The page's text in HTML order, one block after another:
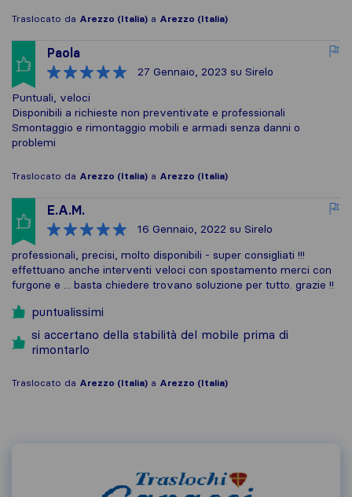
Traslocato da Arezzo (Italia) a Arezzo (Italia)
Paola
27 Gennaio, 2023 su Sirelo
Puntuali, veloci
Disponibili a richieste non preventivate e professionali
Smontaggio e rimontaggio mobili e armadi senza danni o
problemi
Traslocato da Arezzo (Italia) a Arezzo (Italia)
E.A.M.
16 Gennaio, 2022 su Sirelo
professionali, precisi, molto disponibili - super consigliati !!!
effettuano anche interventi veloci con spostamento merci con
furgone e ... basta chiedere trovano soluzione per tutto. grazie !!
puntualissimi
si accertano della stabilità del mobile prima di
rimontarlo
Traslocato da Arezzo (Italia) a Arezzo (Italia)